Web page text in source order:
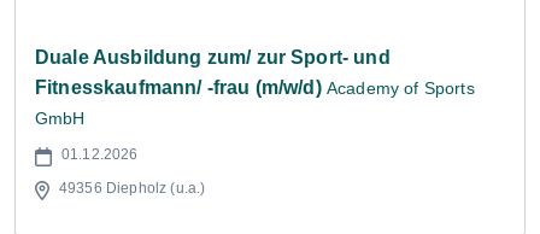
Duale Ausbildung zum/ zur Sport- und
Fitnesskaufmann/ -frau (m/w/d) Academy of Sports
GmbH
01.12.2026
49356 Diepholz (u.a.)